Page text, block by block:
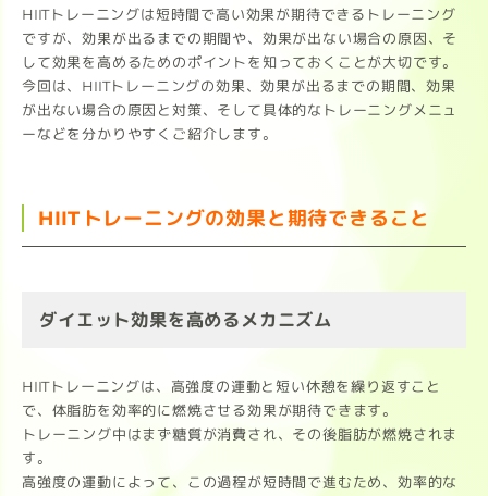
HIITトレーニングは短時間で高い効果が期待できるトレーニング
ですが、効果が出るまでの期間や、効果が出ない場合の原因、そ
して効果を高めるためのポイントを知っておくことが大切です。
今回は、HIITトレーニングの効果、効果が出るまでの期間、効果
が出ない場合の原因と対策、そして具体的なトレーニングメニュ
ーなどを分かりやすくご紹介します。
HIITトレーニングの効果と期待できること
ダイエット効果を高めるメカニズム
HIITトレーニングは、高強度の運動と短い休憩を繰り返すこと
で、体脂肪を効率的に燃焼させる効果が期待できます。
トレーニング中はまず糖質が消費され、その後脂肪が燃焼されま
す。
高強度の運動によって、この過程が短時間で進むため、効率的な